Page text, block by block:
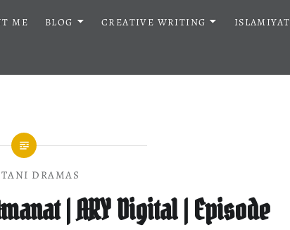
ME BLOG CREATIVE WRITING ISLAMIYAT
DRAMAS
| ARY Digital | Episode